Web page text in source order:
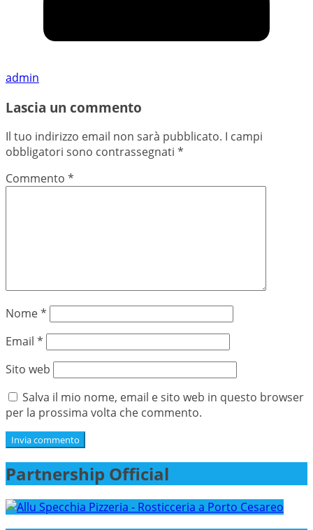
admin
Lascia un commento
Il tuo indirizzo email non sarà pubblicato. I campi
obbligatori sono contrassegnati *
Commento *
Nome*
Email *
Sito web
Salva il mio nome, email e sito web in questo browser
per la prossima volta che commento.
Partnership Official